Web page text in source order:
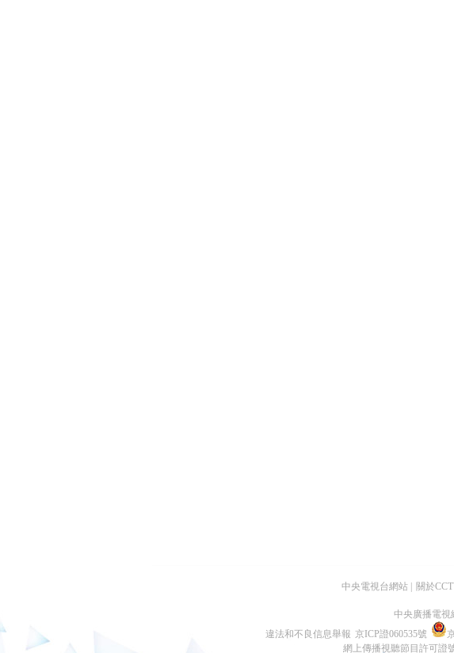
中央電視台網站 關於
中央廣播電
違法和不良信息舉報 京ICP證060535號
網上傳播視聽節目許可證